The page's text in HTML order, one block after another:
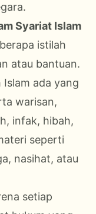
Syariat Islam
istilah
atau bantuan.
Islam ada yang
warisan,
infak, hibah,
seperti
nasihat, atau
setiap